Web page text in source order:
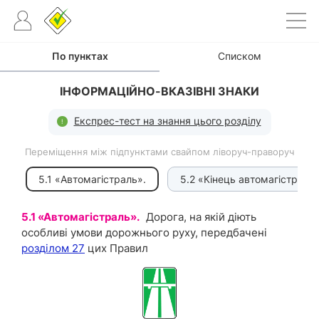
По пунктах Списком
ІНФОРМАЦІЙНО-ВКАЗІВНІ ЗНАКИ
Експрес-тест на знання цього розділу
Переміщення між підпунктами свайпом ліворуч-праворуч
5.1 «Автомагістраль». 5.2 «Кінець автомагістралі».
5.1 «Автомагістраль». Дорога, на якій діють
особливі умови дорожнього руху, передбачені
розділом 27 цих Правил